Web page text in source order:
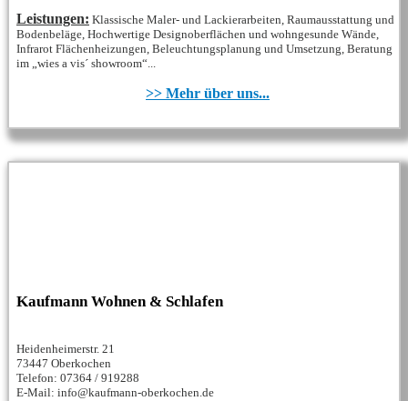
Leistungen: Klassische Maler- und Lackierarbeiten, Raumausstattung und
Bodenbeläge, Hochwertige Designoberflächen und wohngesunde Wände,
Infrarot Flächenheizungen, Beleuchtungsplanung und Umsetzung, Beratung
im „wies a vis´ showroom“...
>> Mehr über uns...
Kaufmann Wohnen & Schlafen
Heidenheimerstr. 21
73447 Oberkochen
Telefon: 07364 / 919288
E-Mail: info@kaufmann-oberkochen.de